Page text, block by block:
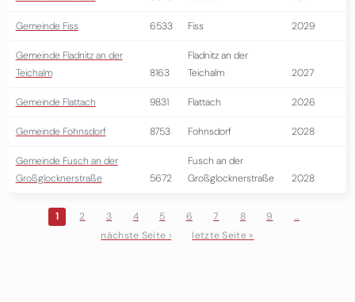
Gemeinde Fiss 6533 Fiss 2029
Gemeinde Fladnitz an der
Teichalm
8163
Fladnitz an der
Teichalm
2027
Gemeinde Flattach 9831 Flattach 2026
Gemeinde Fohnsdorf 8753 Fohnsdorf 2028
Gemeinde Fusch an der
Großglocknerstraße
5672
Fusch an der
Großglocknerstraße
2028
1 2 3 4 5 6 7 8 9
…
nächste Seite ›
letzte Seite »